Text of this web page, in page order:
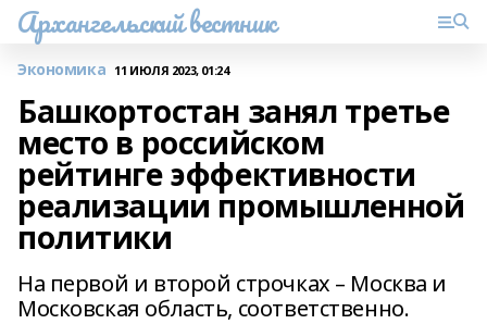
Архангельский вестник
Экономика 11 ИЮЛЯ 2023, 01:24
Башкортостан занял третье
место в российском
рейтинге эффективности
реализации промышленной
политики
На первой и второй строчках – Москва и
Московская область, соответственно.